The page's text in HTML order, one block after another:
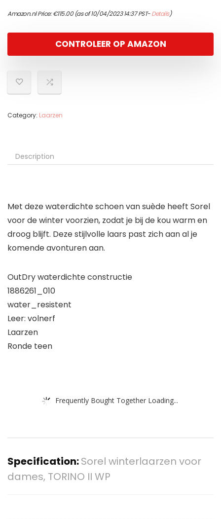
Amazon.nl Price:€115.00(as of 10/04/2023 14:37 PST-Details)
CONTROLEER OP AMAZON
Category: Laarzen
Description
Met deze waterdichte schoen van suède heeft Sorel
voor de winter voorzien, zodat je bij de kou warm en
droog blijft. Deze stijlvolle laars past zich aan al je
komende avonturen aan.
OutDry waterdichte constructie
1886261_010
water_resistent
Leer: volnerf
Laarzen
Ronde teen
Frequently Bought Together Loading...
Specification:Sorel winterlaarzen voor
dames, TORINO II WP